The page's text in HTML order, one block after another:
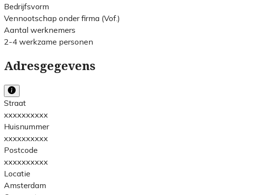
Bedrijfsvorm
Vennootschap onder firma (Vof.)
Aantal werknemers
2-4 werkzame personen
Adresgegevens
Straat
xxxxxxxxxx
Huisnummer
xxxxxxxxxx
Postcode
xxxxxxxxxx
Locatie
Amsterdam